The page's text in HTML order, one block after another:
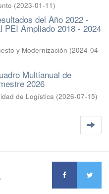
(2023-01-11)
del Año 2022 -
Ampliado 2018 - 2024
y Modernización (2024-04-
Multianual de
2026
de Logística (2026-07-15)